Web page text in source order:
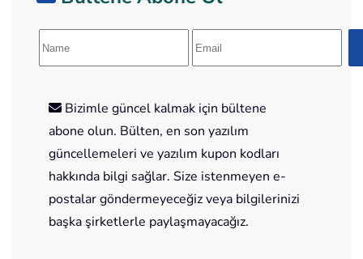
Bizimle güncel kalmak için bültene
abone olun. Bülten, en son yazılım
güncellemeleri ve yazılım kupon kodları
hakkında bilgi sağlar. Size istenmeyen e-
postalar göndermeyeceğiz veya bilgilerinizi
başka şirketlerle paylaşmayacağız.